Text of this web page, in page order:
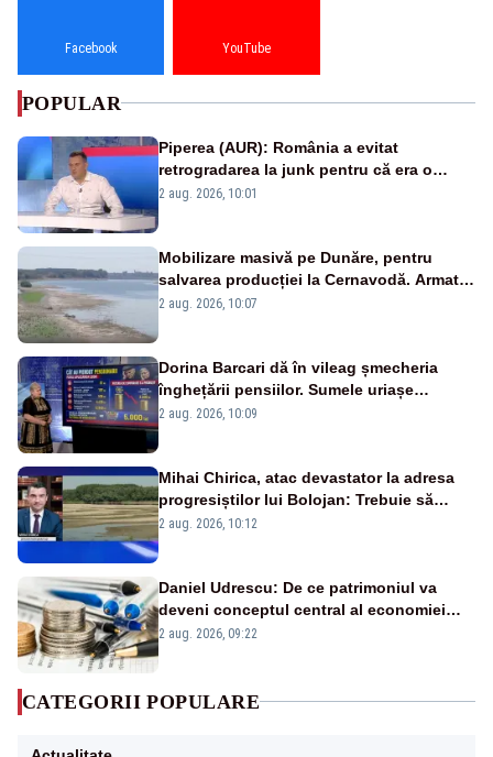
Facebook YouTube
POPULAR
Piperea (AUR): România a evitat
retrogradarea la junk pentru că era o
catastrofă pentru bănci și fondurile de
2 aug. 2026, 10:01
Mobilizare masivă pe Dunăre, pentru
salvarea producției la Cernavodă. Armata
va detona o stâncă și va devia apa
2 aug. 2026, 10:07
Dorina Barcari dă în vileag șmecheria
înghețării pensiilor. Sumele uriașe
pierdute de fiecare român
2 aug. 2026, 10:09
Mihai Chirica, atac devastator la adresa
progresiștilor lui Bolojan: Trebuie să
protejăm și natura, dar nu șținem omaneii
2 aug. 2026, 10:12
Daniel Udrescu: De ce patrimoniul va
deveni conceptul central al economiei
viitoare?
2 aug. 2026, 09:22
CATEGORII POPULARE